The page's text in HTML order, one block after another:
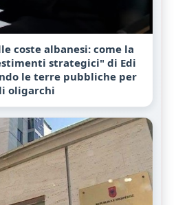
coste albanesi: come la
strategici" di Edi
le terre pubbliche per
oligarchi